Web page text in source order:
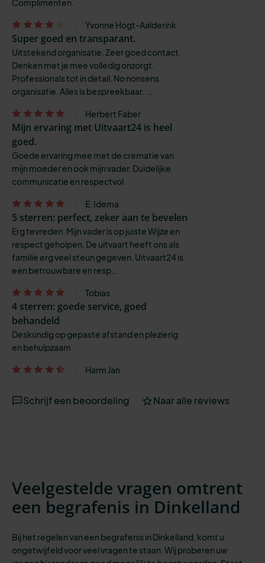
Complimenten.
Yvonne Hogt-Aalderink
Super goed en transparant.
Uitstekend organisatie. Zeer goed contact.
Denken met je mee volledig onzorgt.
Professionals tot in detail. No nonsens
organisatie. Alles is bespreekbaar. ...
Herbert Faber
Mijn ervaring met Uitvaart24 is heel
goed.
Goede ervaring mee met de crematie van
mijn moeder en ook mijn vader. Duidelijke
communicatie en respectvol.
E. Idema
5 sterren: perfect, zeker aan te bevelen
Erg tevreden. Mijn vader is op juiste Wijze en
respect geholpen. De uitvaart heeft ons als
familie erg veel steun gegeven. Uitvaart24 is
een betrouwbare en resp...
Tobias
4 sterren: goede service, goed
behandeld
Deskundig op gepaste afstand en plezierig
en behulpzaam
Harm Jan
Schrijf een beoordeling Naar alle reviews
Veelgestelde vragen omtrent
een begrafenis in Dinkelland
Bij het regelen van een begrafenis in Dinkelland, komt u
ongetwijfeld voor veel vragen te staan. Wij proberen uw